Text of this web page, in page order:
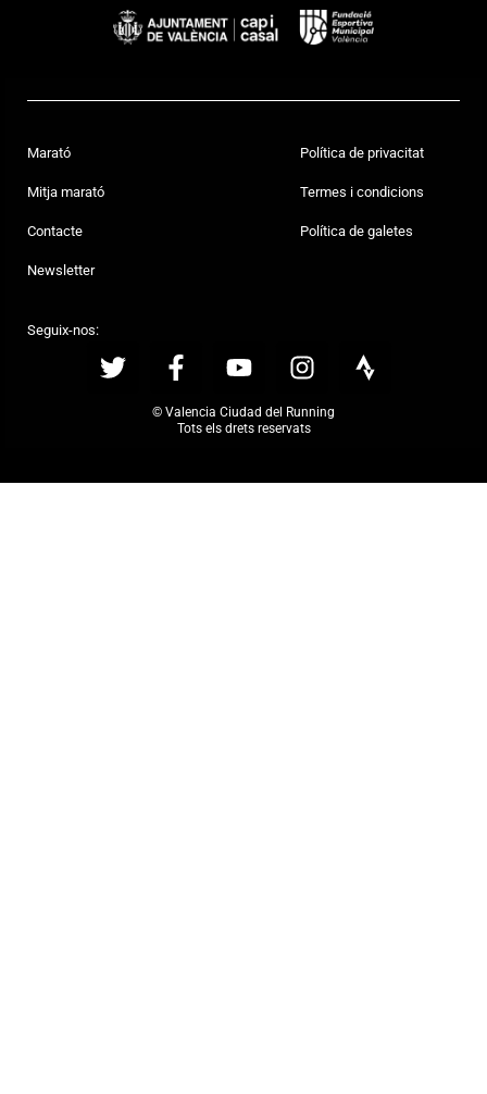
Marató
Mitja marató
Contacte
Newsletter
Política de privacitat
Termes i condicions
Política de galetes
Seguix-nos:
© Valencia Ciudad del Running
Tots els drets reservats